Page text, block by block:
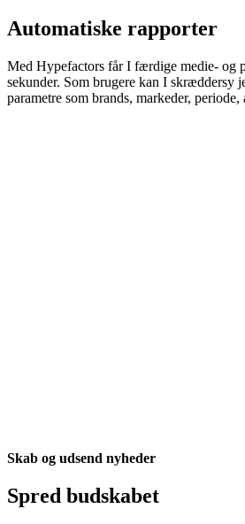
Automatiske rapporter
Med Hypefactors får I færdige medie- og
sekunder. Som brugere kan I skræddersy
parametre som brands, markeder,
Skab og udsend nyheder
Spred budskabet